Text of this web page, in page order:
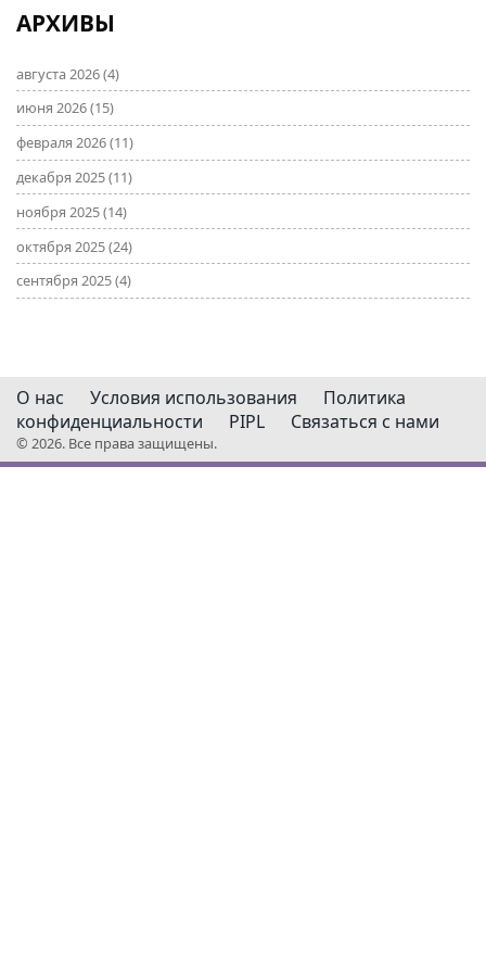
АРХИВЫ
августа 2026(4)
июня 2026(15)
февраля 2026(11)
декабря 2025(11)
ноября 2025(14)
октября 2025(24)
сентября 2025(4)
О нас Условия использования
Политика
конфиденциальности
PIPL Связаться с нами
© 2026. Все права защищены.